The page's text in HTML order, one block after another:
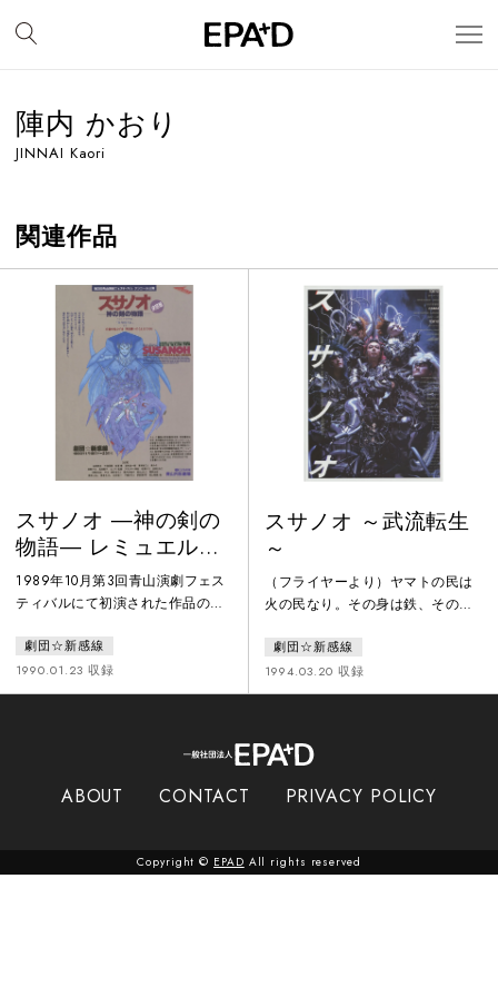
陣内 かおり
JINNAI Kaori
関連作品
スサノオ ―神の剣の
物語― レミュエル・
ガリヴァ著「偽書倭
人伝」より
1989年10月第3回青山演劇フェス
ティバルにて初演された作品のア
拠地にしていた「劇団☆新感線」
が大きく躍進する契機となった作
品である。
劇団☆新感線
1990.01.23 収録
スサノオ ～武流転生
～
（フライヤーより）ヤマトの民は
火の民なり。その身は鉄、その息
（やまかわ）ことごとに動（と
よ）み、国土（くにつち）みな震
（ゆ）りき。青山（あおやま）を
国（くに）の内（うち）の人民
しむる。
劇団☆新感線
1994.03.20 収録
ABOUT CONTACT PRIVACY POLICY
Copyright © EPAD All rights reserved